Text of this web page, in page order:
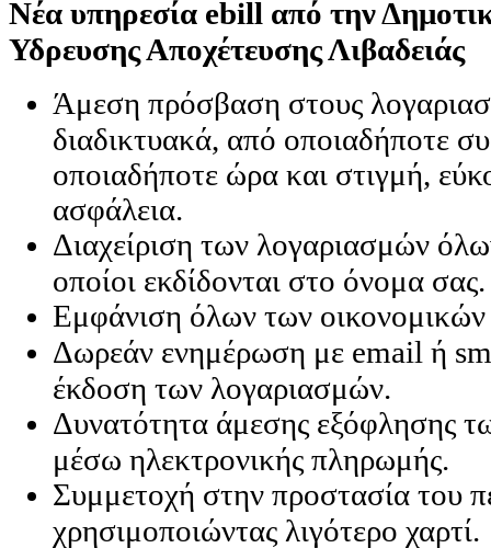
Nέα υπηρεσία ebill από την
Υδρευσης Αποχέτευσης Λιβαδειάς
Άμεση πρόσβαση στους
διαδικτυακά, από οποιαδήποτε
οποιαδήποτε ώρα και στιγμή,
ασφάλεια.
Διαχείριση των λογαριασμών
οποίοι εκδίδονται στο όνομα σας.
Εμφάνιση όλων των
Δωρεάν ενημέρωση με email ή
έκδοση των λογαριασμών.
Δυνατότητα άμεσης εξόφλησης
μέσω ηλεκτρονικής πληρωμής.
Συμμετοχή στην προστασία του
χρησιμοποιώντας λιγότερο χαρτί.